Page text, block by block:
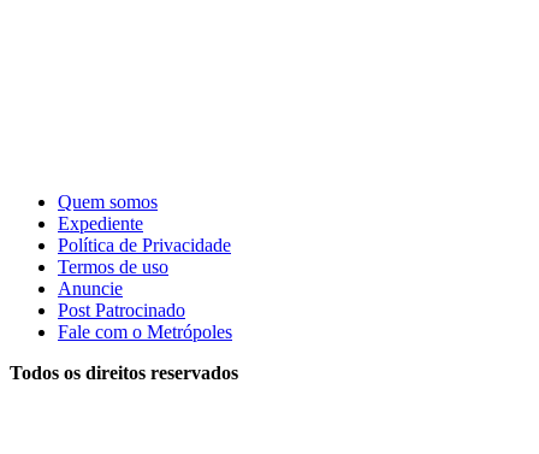
Quem somos
Expediente
Política de Privacidade
Termos de uso
Anuncie
Post Patrocinado
Fale com o Metrópoles
Todos os direitos reservados